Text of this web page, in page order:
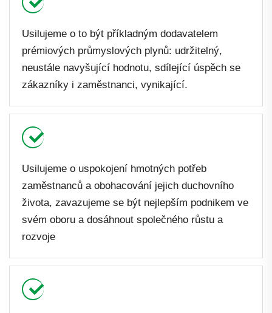
Usilujeme o to být příkladným dodavatelem
prémiových průmyslových plynů: udržitelný,
neustále navyšující hodnotu, sdílející úspěch se
zákazníky i zaměstnanci, vynikající.
Usilujeme o uspokojení hmotných potřeb
zaměstnanců a obohacování jejich duchovního
života, zavazujeme se být nejlepším podnikem ve
svém oboru a dosáhnout společného růstu a
rozvoje